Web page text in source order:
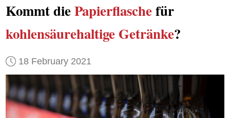
Kommt diePapierflaschefür
kohlensäurehaltige Getränke?
18 February 2021